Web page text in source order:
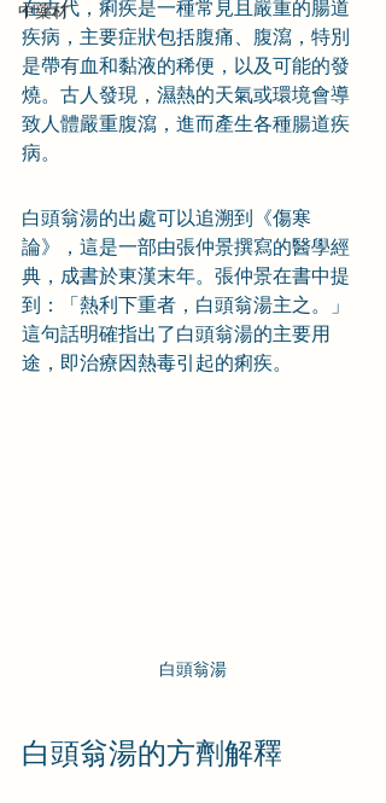
中藥材
在古代，痢疾是一種常見且嚴重的腸道
疾病，主要症狀包括腹痛、腹瀉，特別
是帶有血和黏液的稀便，以及可能的發
燒。古人發現，濕熱的天氣或環境會導
致人體嚴重腹瀉，進而產生各種腸道疾
病。
白頭翁湯的出處可以追溯到《傷寒
論》，這是一部由張仲景撰寫的醫學經
典，成書於東漢末年。張仲景在書中提
到：「熱利下重者，白頭翁湯主之。」
這句話明確指出了白頭翁湯的主要用
途，即治療因熱毒引起的痢疾。
白頭翁湯
白頭翁湯的方劑解釋